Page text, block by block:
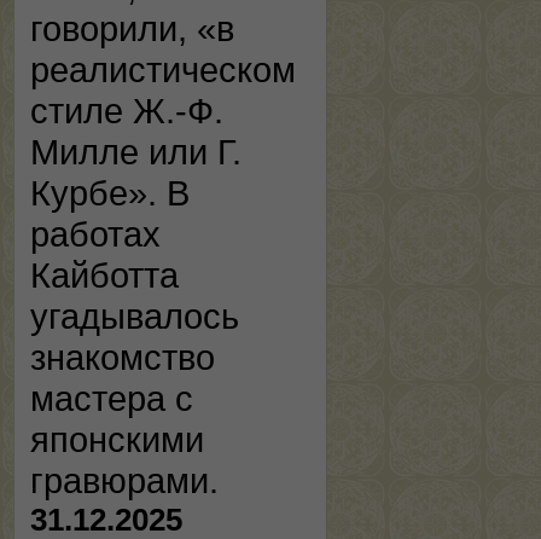
говорили, «в
реалистическом
стиле Ж.-Ф.
Милле или Г.
Курбе». В
работах
Кайботта
угадывалось
знакомство
мастера с
японскими
гравюрами.
31.12.2025